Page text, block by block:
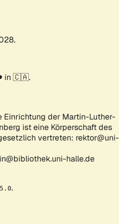
in 🇨🇦.
Einrichtung der Martin-Luther-
ist eine Körperschaft des
vertreten: rektor@uni-
halle.de
.